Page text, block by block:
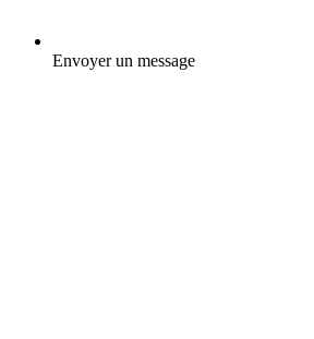
Envoyer un message